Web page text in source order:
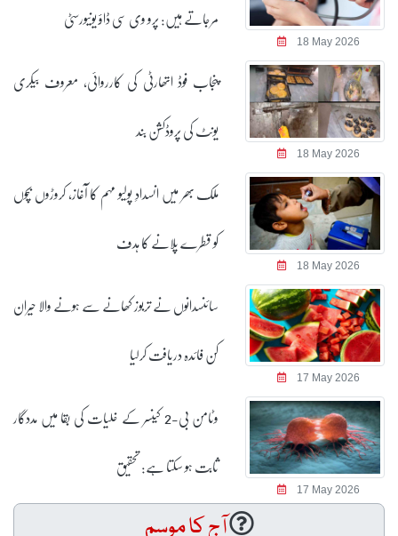
18 May 2026
مرجاتے ہیں: پرو وی سی ڈاؤ یونیورسٹی
18 May 2026
پنجاب فوڈ اتھارٹی کی کارروائی، معروف بیکری
یونٹ کی پروڈکشن بند
18 May 2026
ملک بھر میں انسدادِ پولیو مہم کا آغاز، کروڑوں بچوں
کو قطرے پلانے کا ہدف
17 May 2026
سائنسدانوں نے تربوز کھانے سے ہونے والا حیران
کن فائدہ دریافت کرلیا
17 May 2026
وٹامن بی-2 کینسر کے خلیات کی بقا میں مددگار
ثابت ہو سکتا ہے: تحقیق
آج کا موسم